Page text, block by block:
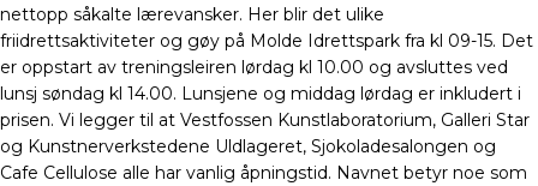
nettopp såkalte lærevansker. Her blir det ulike
friidrettsaktiviteter og gøy på Molde Idrettspark fra kl 09-15. Det
er oppstart av treningsleiren lørdag kl 10.00 og avsluttes ved
lunsj søndag kl 14.00. Lunsjene og middag lørdag er inkludert i
prisen. Vi legger til at Vestfossen Kunstlaboratorium, Galleri Star
og Kunstnerverkstedene Uldlageret, Sjokoladesalongen og
Cafe Cellulose alle har vanlig åpningstid. Navnet betyr noe som